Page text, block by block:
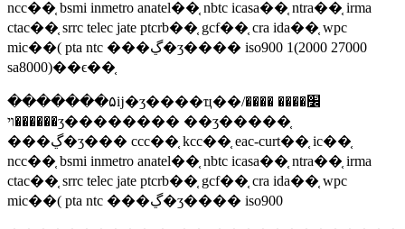
ncc��֤ bsmi inmetro anatel��֤ nbtc icasa��֤ ntra��֤ irma
ctac��֤ srrc telec jate ptcrb��֤ gcf��֤ cra ida��֤ wpc
mic��( pta ntc ���ڲ�ʒ���� iso900 1(2000 27000
sa8000)��ϵ��֤
�������۵ĳ�ʒ����ҵ��׼���� ����/
������ױʒ�������� ��ʒ�����֤
���ڲ�ʒ��� ccc��֤ kcc��֤ eac-curt��֤ ic��֤
ncc��֤ bsmi inmetro anatel��֤ nbtc icasa��֤ ntra��֤ irma
ctac��֤ srrc telec jate ptcrb��֤ gcf��֤ cra ida��֤ wpc
mic��( pta ntc ���ڲ�ʒ���� iso900